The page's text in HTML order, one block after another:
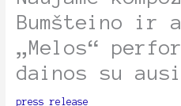
Bumšteino ir
„Melos“
dainos su
press release